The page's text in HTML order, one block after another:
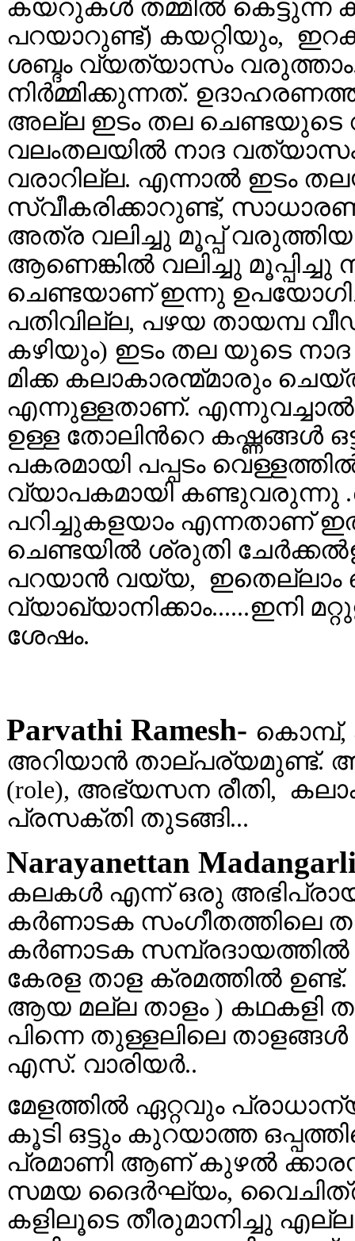
കയറുകള്‍ തമ്മില്‍
പറയാറുണ്ട്‌) കയറ്റിയും,
ശബ്ദം വ്യത്യാസം
നിര്‍മ്മിക്കുന്നത്.
അല്ല ഇടം തല ചെണ്ടയുടെ
വലംതലയില്‍ നാദ
വരാറില്ല. എന്നാല്‍ ഇടം
സ്വീകരിക്കാറുണ്ട്,
അത്ര വലിച്ചു മൂപ്പ്
ആണെങ്കില്‍ വലിച്ചു മൂപ്പിച്ചു
ചെണ്ടയാണ് ഇന്നു
പതിവില്ല, പഴയ തായമ്പ
കഴിയും) ഇടം തല യുടെ
മിക്ക കലാകാരന്മ്മാരും
എന്നുള്ളതാണ്. എന്നുവച്ചാല്‍
ഉള്ള തോലിന്‍റെ കഷ്ണങ്ങള്‍
പകരമായി പപ്പടം
വ്യാപകമായി കണ്ടുവരുന്നു
പറിച്ചുകളയാം എന്നതാണ്
ചെണ്ടയില്‍ ശ്രുതി
പറയാന്‍ വയ്യ, ഇതെല്ലാം
വ്യാഖ്യാനിക്കാം......ഇനി
ശേഷം.
Parvathi Ramesh- കൊമ്പ്,
അറിയാന്‍ താല്പര്യമുണ്ട്.
(role), അഭ്യസന രീതി,
പ്രസക്തി തുടങ്ങി...
Narayanettan
കലകള്‍ എന്ന് ഒരു
കര്‍ണാടക സംഗീതത്തിലെ
കര്‍ണാടക
കേരള താള ക്രമത്തില്‍
ആയ മല്ല താളം ) കഥകളി
പിന്നെ തുള്ളലിലെ താളങ്ങള്‍
എസ്. വാരിയര്‍..
മേളത്തില്‍ ഏറ്റവും
കൂടി ഒട്ടും കുറയാത്ത
പ്രമാണി ആണ് കുഴല്‍
സമയ ദൈര്‍ഘ്യം,
കളിലൂടെ തീരുമാനിച്ചു